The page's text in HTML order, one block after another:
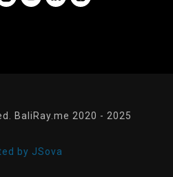
BaliRay.me 2020 - 2025
by JSova